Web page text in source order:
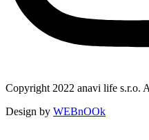
Copyright 2022 anavi life s.r.o.
Design by WEBnOOk